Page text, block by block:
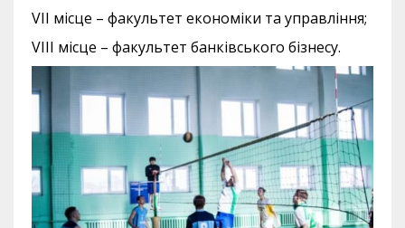
VII місце – факультет економіки та управління;
VIII місце – факультет банківського бізнесу.